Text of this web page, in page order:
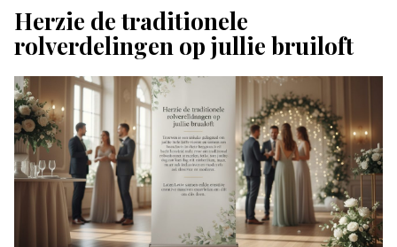
Herzie de traditionele
rolverdelingen op jullie bruiloft